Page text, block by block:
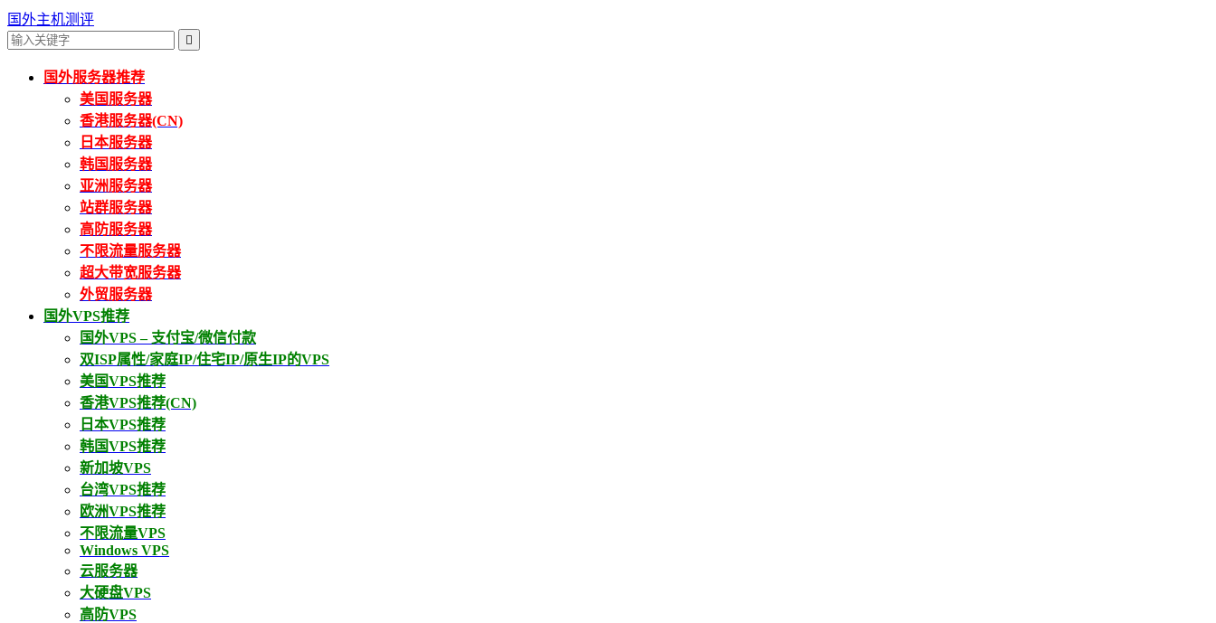
国外主机测评

国外服务器推荐
美国服务器
香港服务器(CN)
日本服务器
韩国服务器
亚洲服务器
站群服务器
高防服务器
不限流量服务器
超大带宽服务器
外贸服务器
国外VPS推荐
国外VPS – 支付宝/微信付款
双ISP属性/家庭IP/住宅IP/原生IP的VPS
美国VPS推荐
香港VPS推荐(CN)
日本VPS推荐
韩国VPS推荐
新加坡VPS
台湾VPS推荐
欧洲VPS推荐
不限流量VPS
Windows VPS
云服务器
大硬盘VPS
高防VPS